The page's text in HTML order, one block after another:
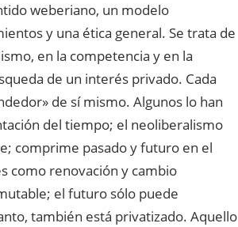
weberiano, un modelo
y una ética general. Se trata de
en la competencia y en la
de un interés privado. Cada
de sí mismo. Algunos lo han
del tiempo; el neoliberalismo
comprime pasado y futuro en el
como renovación y cambio
el futuro sólo puede
también está privatizado. Aquello